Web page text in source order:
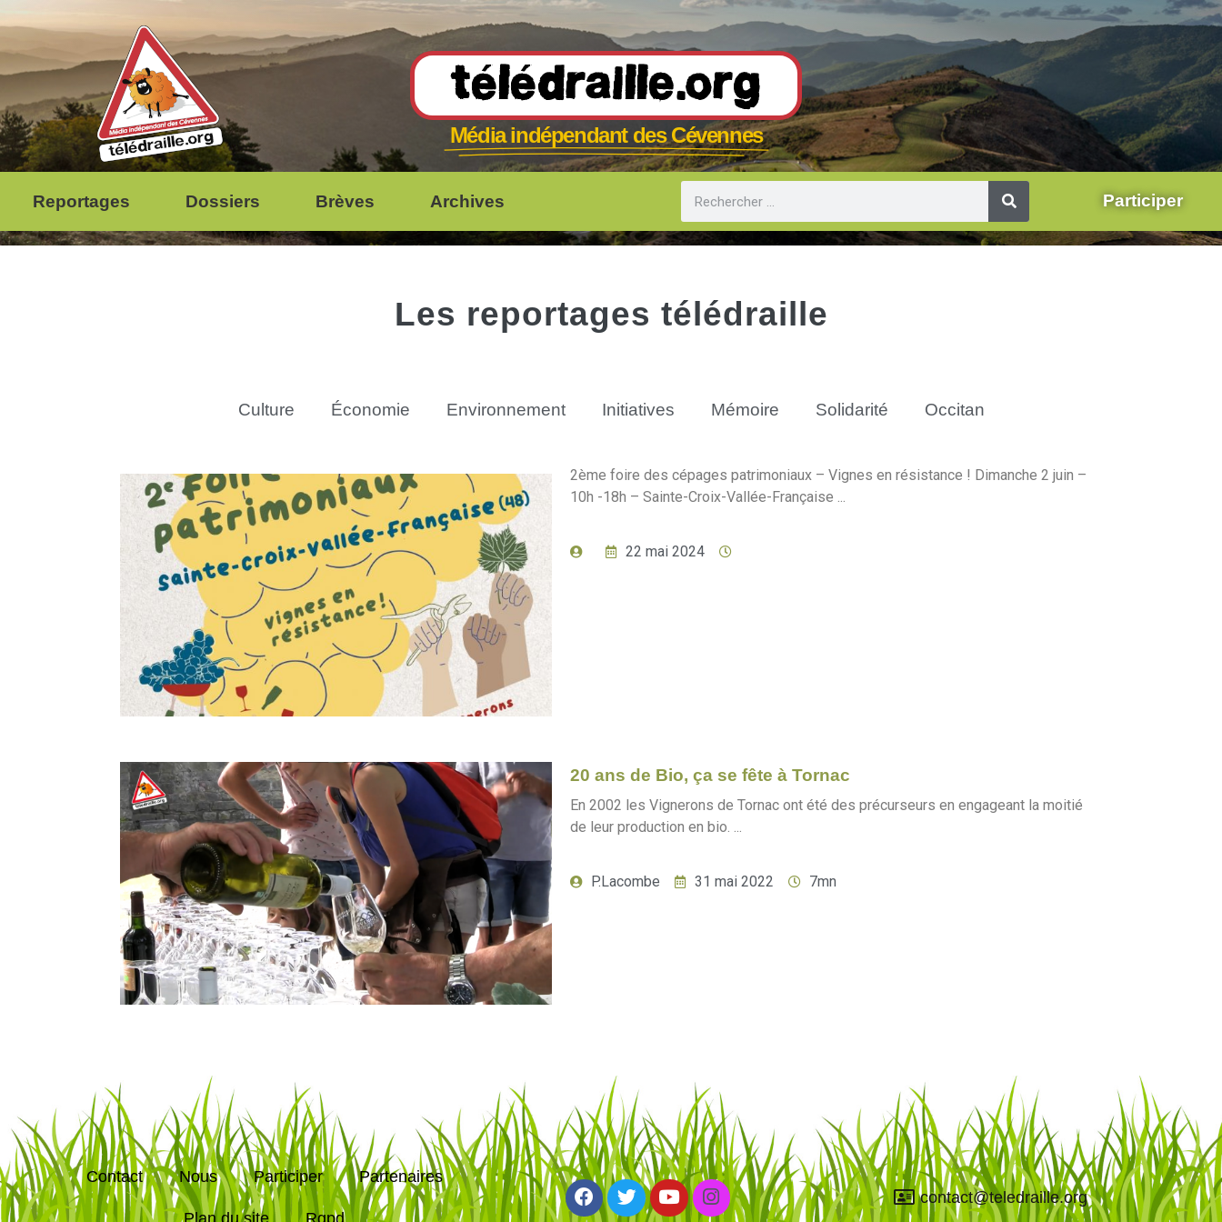
Télédraille.org
Média indépendant des Cévennes
Reportages Dossiers Brèves Archives Participer
Les reportages télédraille
Culture Économie Environnement Initiatives Mémoire Solidarité Occitan
2ème foire des cépages patrimoniaux – Vignes en résistance ! Dimanche 2 juin –
10h -18h – Sainte-Croix-Vallée-Française ...
22 mai 2024
20 ans de Bio, ça se fête à Tornac
En 2002 les Vignerons de Tornac ont été des précurseurs en engageant la moitié
de leur production en bio. ...
P.Lacombe 31 mai 2022 7mn
Contact Nous Participer Partenaires
contact@teledraille.org